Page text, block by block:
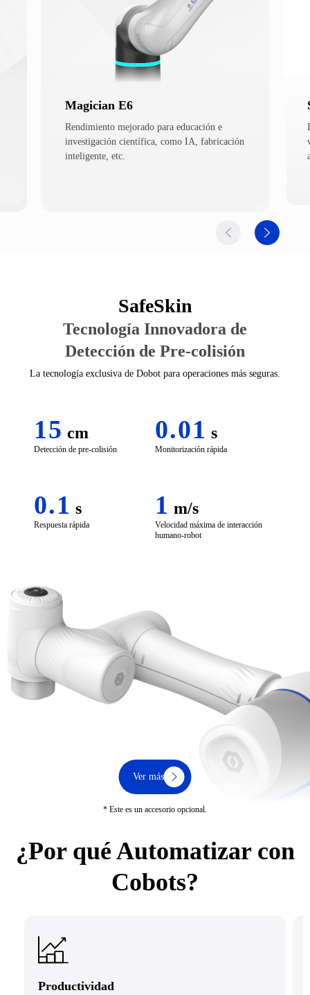
Magician E6
Rendimiento mejorado para educación e
investigación científica, como IA, fabricación
inteligente, etc.
SafeSkin
Tecnología Innovadora de
Detección de Pre-colisión
La tecnología exclusiva de Dobot para operaciones más seguras.
15 cm
Detección de pre-colisión
0.01 s
Monitorización rápida
0.1 s
Respuesta rápida
1 m/s
Velocidad máxima de interacción
humano-robot
Ver más
* Este es un accesorio opcional.
¿Por qué Automatizar con
Cobots?
Productividad